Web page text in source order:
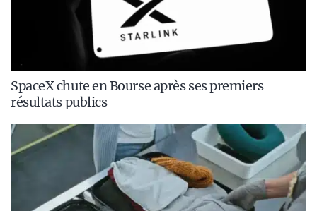
SpaceX chute en Bourse après ses premiers
résultats publics